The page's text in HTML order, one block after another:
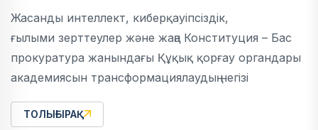
Жасанды интеллект, киберқауіпсіздік,
ғылыми зерттеулер және жаңа Конституция – Бас
прокуратура жанындағы Құқық қорғау органдары
академиясын трансформациялаудың негізі
ТОЛЫҒЫРАҚ